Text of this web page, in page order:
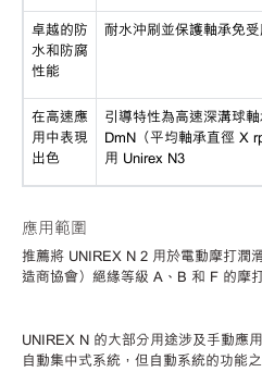
卓越的防
水和防腐
性能
耐水沖刷並保護軸承免
在高速應
用中表現
出色
引導特性為高速深溝球
DmN（平均軸承直徑 X
用 Unirex N3
應用範圍
推薦將 UNIREX N 2 用於電動摩打潤
造商協會）絕緣等級 A、B 和 F 的摩
UNIREX N 的大部分用途涉及手動應
自動集中式系統，但自動系統的功能